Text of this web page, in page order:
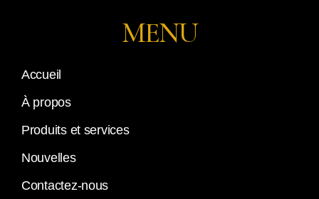
MENU
Accueil
À propos
Produits et services
Nouvelles
Contactez-nous